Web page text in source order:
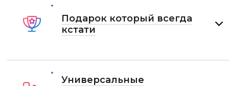
Подарок который всегда
кстати
Универсальные